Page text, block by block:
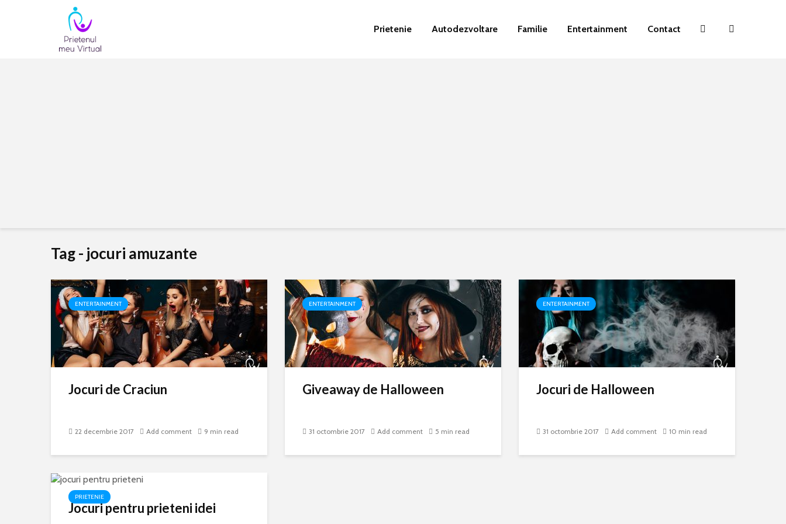
Prietenie Autodezvoltare Familie Entertainment Contact
Tag - jocuri amuzante
ENTERTAINMENT
Jocuri de Craciun
22 decembrie 2017 Add comment 9 min read
ENTERTAINMENT
Giveaway de Halloween
31 octombrie 2017 Add comment 5 min read
ENTERTAINMENT
Jocuri de Halloween
31 octombrie 2017 Add comment 10 min read
PRIETENIE
Jocuri pentru prieteni idei